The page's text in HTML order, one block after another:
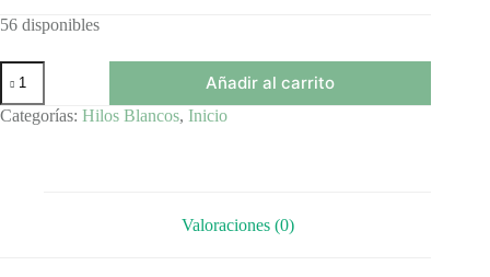
56 disponibles
Hilo
blanco
N3
cantidad
Añadir al carrito
Categorías: Hilos Blancos, Inicio
Valoraciones (0)